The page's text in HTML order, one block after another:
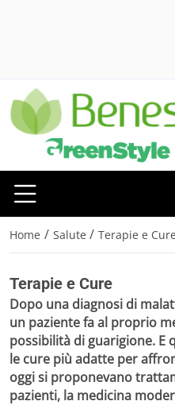
Home / Salute / Terapie e Cure
Terapie e Cure
Dopo una diagnosi di
un paziente fa al proprio
possibilità di guarigione. E
le cure più adatte per
oggi si proponevano
pazienti, la medicina